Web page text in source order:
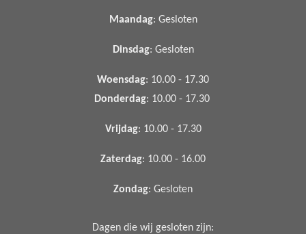
Maandag: Gesloten
Dinsdag: Gesloten
Woensdag: 10.00 - 17.30
Donderdag: 10.00 - 17.30
Vrijdag: 10.00 - 17.30
Zaterdag: 10.00 - 16.00
Zondag: Gesloten
Dagen die wij gesloten zijn: